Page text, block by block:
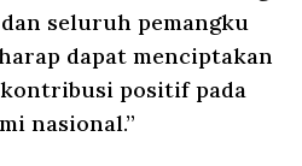
seluruh pemangku
dapat menciptakan
positif pada
nasional.”